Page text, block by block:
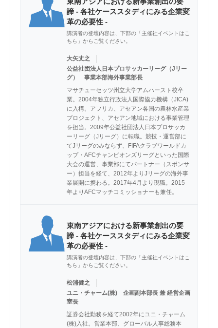
諦 - 各社ケーススタディにみる企業変
革の必要性 -
講演者の登壇内容は、下部の「主催社イベントはこ
ちら」からご覧ください。
大矢丈之
公益社団法人日本プロサッカーリーグ（Jリー
グ） 事業本部海外事業部長
マサチューセッツ州立大学アムハースト校卒
業。2004年独立行政法人国際協力機構（JICA)
に入構。アフリカ、アセアン各国の農林水産業
プロジェクト、アセアン地域における事業管理
を担当。2009年公益社団法人日本プロサッカ
ーリーグ（Jリーグ）に転職。競技・運営部に
てJリーグのみならず、FIFAクラブワールドカ
ップ・AFCチャンピオンズリーグといった国際
大会の運営、事業部にてパートナー（スポンサ
ー）担当を経て、2012年よりJリーグの海外事
業展開に携わる。2017年4月より現職。2015
年よりAFCマッチコミッショナーも兼任。
東南アジアにおける新事業創出の要
諦 - 各社ケーススタディにみる企業変
革の必要性 -
講演者の登壇内容は、下部の「主催社イベントはこ
ちら」からご覧ください。
松浦健之
ユニ・チャーム(株) 企画副本部長 兼 経営企画
室長
証券会社勤務を経て2002年にユニ・チャーム
(株)入社。営業本部、グローバル人事総務本